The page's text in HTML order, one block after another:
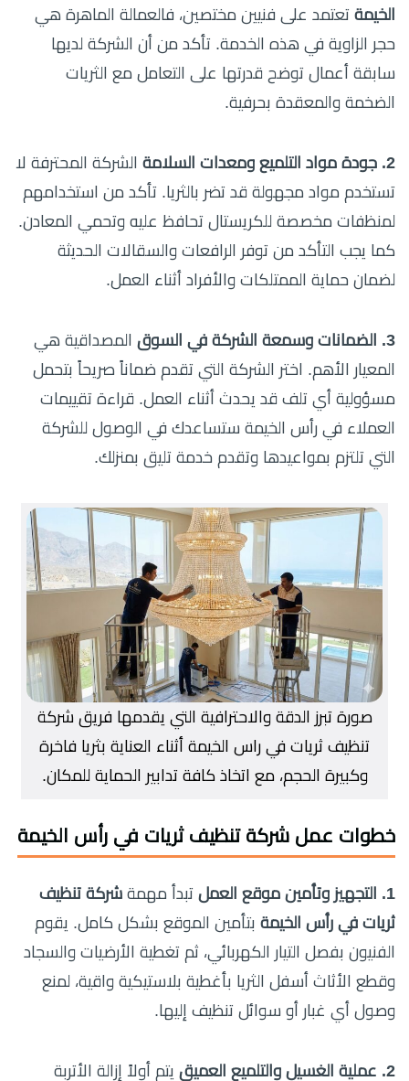
الخيمة تعتمد على فنيين مختصين، فالعمالة الماهرة هي
حجر الزاوية في هذه الخدمة. تأكد من أن الشركة لديها
سابقة أعمال توضح قدرتها على التعامل مع الثريات
الضخمة والمعقدة بحرفية.
2. جودة مواد التلميع ومعدات السلامة
الشركة المحترفة لا
تستخدم مواد مجهولة قد تضر بالثريا. تأكد من استخدامهم
لمنظفات مخصصة للكريستال تحافظ عليه وتحمي المعادن.
كما يجب التأكد من توفر الرافعات والسقالات الحديثة
لضمان حماية الممتلكات والأفراد أثناء العمل.
3. الضمانات وسمعة الشركة في السوق
المصداقية هي
المعيار الأهم. اختر الشركة التي تقدم ضماناً صريحاً بتحمل
مسؤولية أي تلف قد يحدث أثناء العمل. قراءة تقييمات
العملاء في رأس الخيمة ستساعدك في الوصول للشركة
التي تلتزم بمواعيدها وتقدم خدمة تليق بمنزلك.
صورة تبرز الدقة والاحترافية التي يقدمها فريق شركة
تنظيف ثريات في راس الخيمة أثناء العناية بثريا فاخرة
وكبيرة الحجم، مع اتخاذ كافة تدابير الحماية للمكان.
خطوات عمل شركة تنظيف ثريات في رأس الخيمة
1. التجهيز وتأمين موقع العمل تبدأ مهمة شركة تنظيف
ثريات في رأس الخيمة بتأمين الموقع بشكل كامل. يقوم
الفنيون بفصل التيار الكهربائي، ثم تغطية الأرضيات والسجاد
وقطع الأثاث أسفل الثريا بأغطية بلاستيكية واقية، لمنع
وصول أي غبار أو سوائل تنظيف إليها.
2. عملية الغسيل والتلميع العميق
يتم أولاً إزالة الأتربة